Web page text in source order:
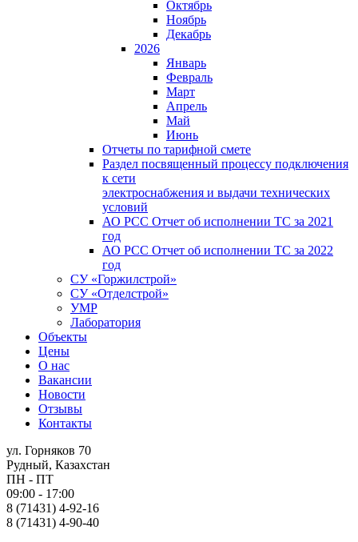
Октябрь
Ноябрь
Декабрь
2026
Январь
Февраль
Март
Апрель
Май
Июнь
Отчеты по тарифной смете
Раздел посвященный процессу подключения
к сети
электроснабжения и выдачи технических
условий
АО РСС Отчет об исполнении ТС за 2021
год
АО РСС Отчет об исполнении ТС за 2022
год
СУ «Горжилстрой»
СУ «Отделстрой»
УМР
Лаборатория
Объекты
Цены
О нас
Вакансии
Новости
Отзывы
Контакты
ул. Горняков 70
Рудный, Казахстан
ПН - ПТ
09:00 - 17:00
8 (71431) 4-92-16
8 (71431) 4-90-40